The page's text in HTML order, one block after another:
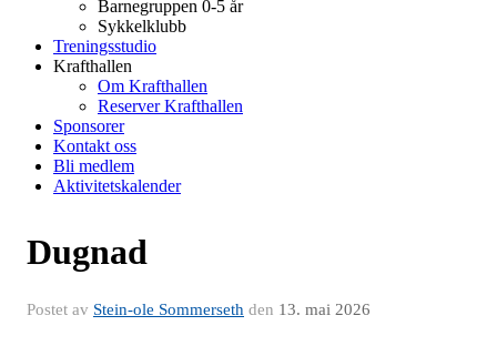
Barnegruppen 0-5 år
Sykkelklubb
Treningsstudio
Krafthallen
Om Krafthallen
Reserver Krafthallen
Sponsorer
Kontakt oss
Bli medlem
Aktivitetskalender
Dugnad
Postet av Stein-ole Sommerseth den 13. mai 2026